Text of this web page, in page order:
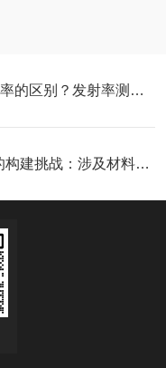
定向发射率与半球发射率的区别？发射率测量仪D&S AE1/RD1 优势
​3000°C超高温黑体源的构建挑战：涉及材料、系统及控制技术